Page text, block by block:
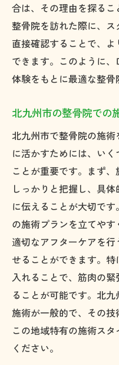
合は、その理由を探る
整骨院を訪れた際に、
直接確認することで、
できます。このように
体験をもとに最適な整骨
北九州市の整骨院での
北九州市で整骨院の施
に活かすためには、い
ことが重要です。まず
しっかりと把握し、具
に伝えることが大切で
の施術プランを立てや
適切なアフターケアを
せることができます。
入れることで、筋肉の
ることが可能です。北
施術が一般的で、その技
この地域特有の施術ス
ください。